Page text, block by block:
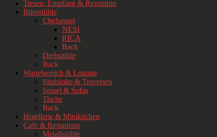
Tresen, Empfang & Rezeption
Bürostühle
Chefsessel
NESI
RICA
Back
Drehstühle
Back
Wartebereich & Lounge
Sitzbänke & Traversen
Sessel & Sofas
Tische
Back
Hotellerie & Miniküchen
Cafe & Restaurant
Metallstühle